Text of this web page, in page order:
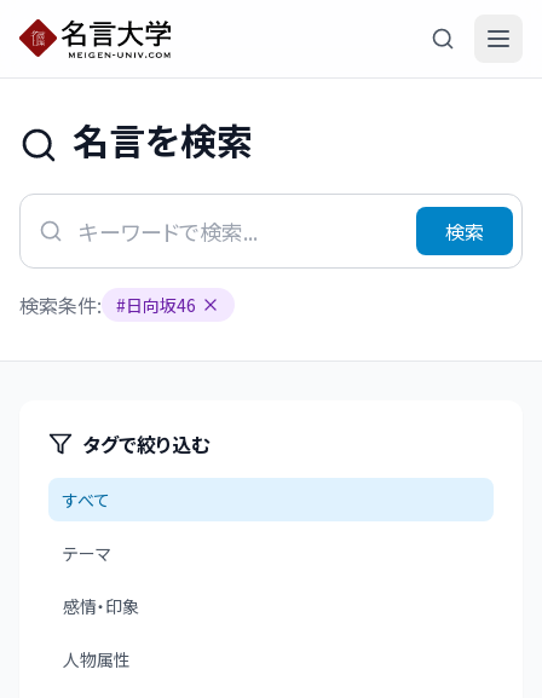
名言を検索
検索
検索条件: #日向坂46
タグで絞り込む
すべて
テーマ
感情・印象
人物属性